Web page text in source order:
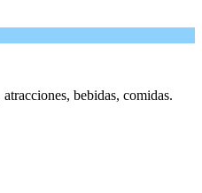
bebidas, comidas.